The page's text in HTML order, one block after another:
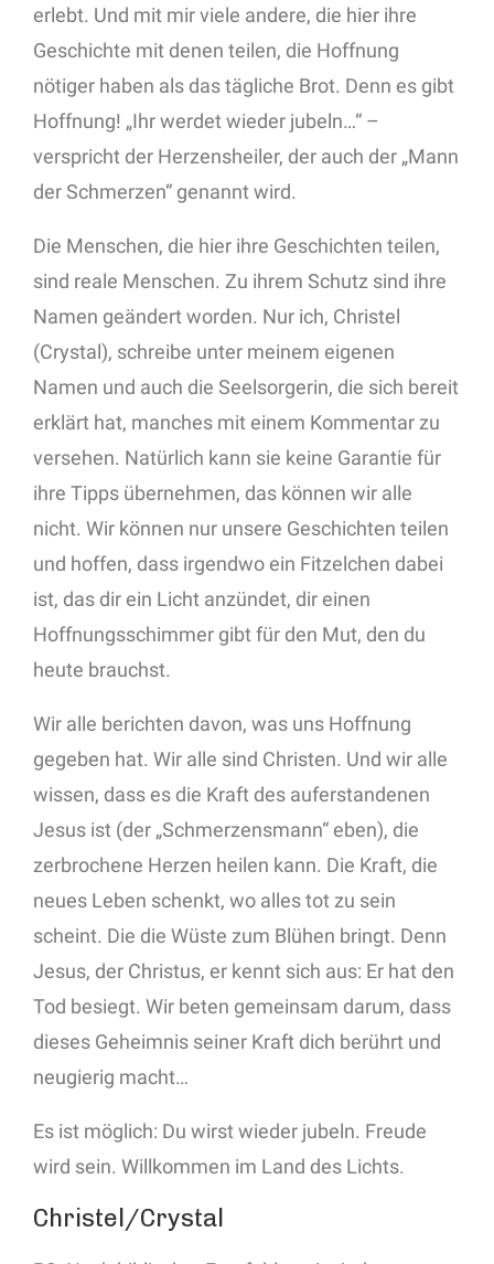
erlebt. Und mit mir viele andere, die hier ihre
Geschichte mit denen teilen, die Hoffnung
nötiger haben als das tägliche Brot. Denn es gibt
Hoffnung! „Ihr werdet wieder jubeln…“ –
verspricht der Herzensheiler, der auch der „Mann
der Schmerzen“ genannt wird.
Die Menschen, die hier ihre Geschichten teilen,
sind reale Menschen. Zu ihrem Schutz sind ihre
Namen geändert worden. Nur ich, Christel
(Crystal), schreibe unter meinem eigenen
Namen und auch die Seelsorgerin, die sich bereit
erklärt hat, manches mit einem Kommentar zu
versehen. Natürlich kann sie keine Garantie für
ihre Tipps übernehmen, das können wir alle
nicht. Wir können nur unsere Geschichten teilen
und hoffen, dass irgendwo ein Fitzelchen dabei
ist, das dir ein Licht anzündet, dir einen
Hoffnungsschimmer gibt für den Mut, den du
heute brauchst.
Wir alle berichten davon, was uns Hoffnung
gegeben hat. Wir alle sind Christen. Und wir alle
wissen, dass es die Kraft des auferstandenen
Jesus ist (der „Schmerzensmann“ eben), die
zerbrochene Herzen heilen kann. Die Kraft, die
neues Leben schenkt, wo alles tot zu sein
scheint. Die die Wüste zum Blühen bringt. Denn
Jesus, der Christus, er kennt sich aus: Er hat den
Tod besiegt. Wir beten gemeinsam darum, dass
dieses Geheimnis seiner Kraft dich berührt und
neugierig macht…
Es ist möglich: Du wirst wieder jubeln. Freude
wird sein. Willkommen im Land des Lichts.
Christel/Crystal